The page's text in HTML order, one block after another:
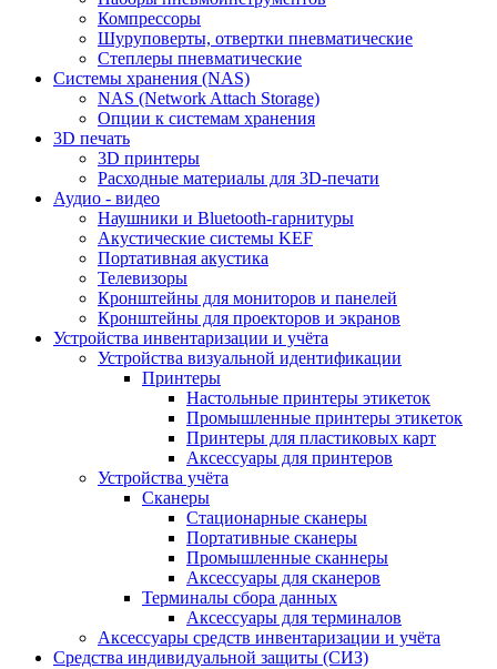
Компрессоры
Шуруповерты, отвертки пневматические
Степлеры пневматические
Cистемы хранения (NAS)
NAS (Network Attach Storage)
Опции к системам хранения
3D печать
3D принтеры
Расходные материалы для 3D-печати
Аудио - видео
Наушники и Bluetooth-гарнитуры
Акустические системы KEF
Портативная акустика
Телевизоры
Кронштейны для мониторов и панелей
Кронштейны для проекторов и экранов
Устройства инвентаризации и учёта
Устройства визуальной идентификации
Принтеры
Настольные принтеры этикеток
Промышленные принтеры этикеток
Принтеры для пластиковых карт
Аксессуары для принтеров
Устройства учёта
Сканеры
Стационарные сканеры
Портативные сканеры
Промышленные сканнеры
Аксессуары для сканеров
Терминалы сбора данных
Аксессуары для терминалов
Аксессуары средств инвентаризации и учёта
Средства индивидуальной защиты (СИЗ)